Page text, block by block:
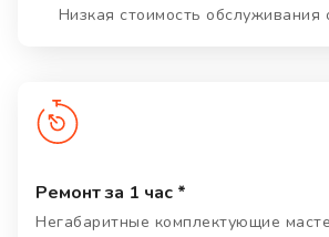
Низкая стоимость обслуживания
Ремонт за 1 час *
Негабаритные комплектующие